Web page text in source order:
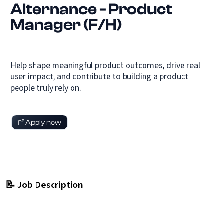
Alternance - Product
Manager (F/H)
Help shape meaningful product outcomes, drive real
user impact, and contribute to building a product
people truly rely on.
Apply now
📝 Job Description